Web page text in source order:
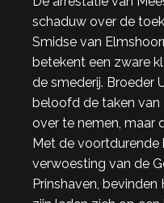
schaduw over de
Smidse van
betekent een zware
de smederij. Broeder
beloofd de taken
over te nemen, maar
Met de voortdurende
verwoesting van de
Prinshaven,